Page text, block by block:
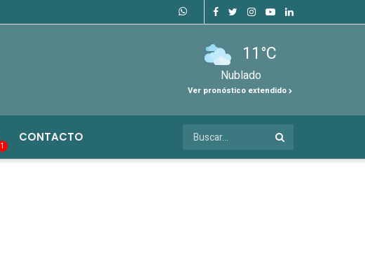
11°C
Nublado
Ver pronóstico extendido
1
CONTACTO